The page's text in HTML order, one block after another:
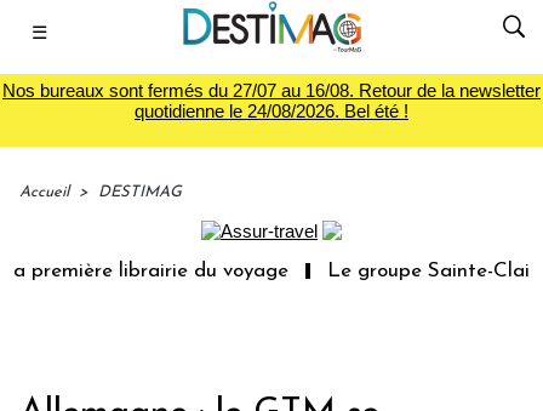
☰
Nos bureaux sont fermés du 27/07 au 16/08. Retour de la newsletter
quotidienne le 24/08/2026. Bel été !
Accueil > DESTIMAG
première librairie du voyage Le groupe Sainte-Claire